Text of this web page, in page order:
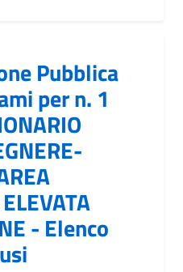
Pubblica
per n. 1
- Elenco